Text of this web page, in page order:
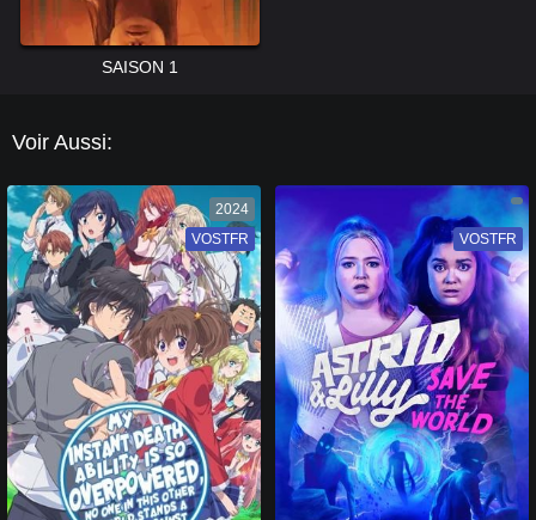
SAISON 1
Voir Aussi:
2024
VF
VOSTFR VF
VOSTFR